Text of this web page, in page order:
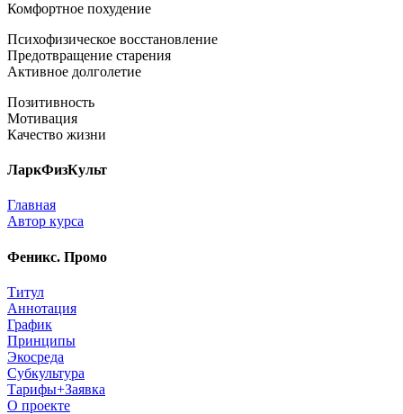
Комфортное похудение
Психофизическое восстановление
Предотвращение старения
Активное долголетие
Позитивность
Мотивация
Качество жизни
ЛаркФизКульт
Главная
Автор курса
Феникс. Промо
Титул
Аннотация
График
Принципы
Экосреда
Субкультура
Тарифы+Заявка
О проекте